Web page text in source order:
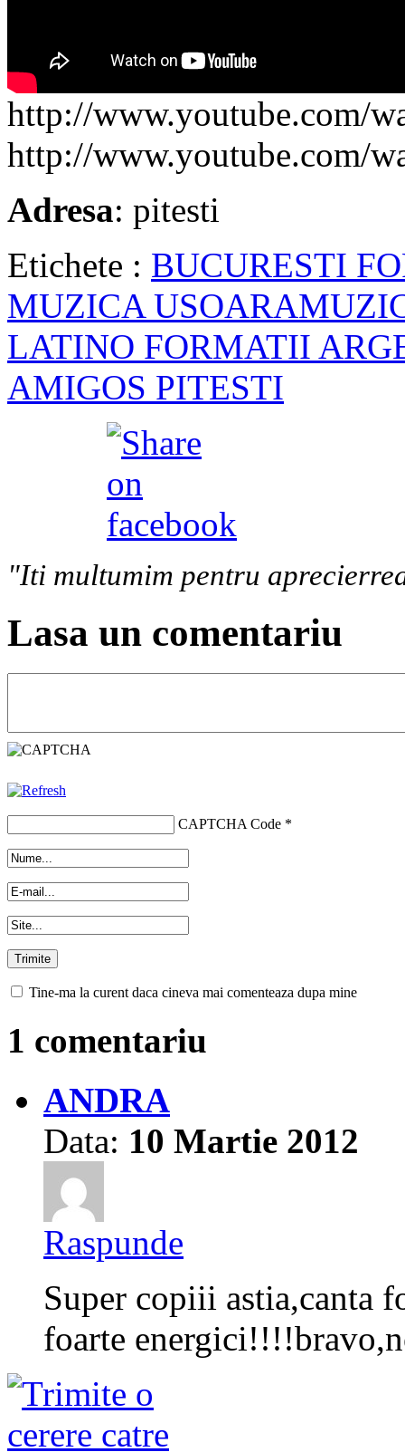
http://www.youtube.com/
http://www.youtube.com/
Adresa: pitesti
Etichete : BUCURESTI
MUZICA USOARA
LATINO FORMATII
AMIGOS PITESTI
"Iti multumim pentru
Lasa un comentariu
CAPTCHA Code *
Tine-ma la curent daca cineva mai comenteaza dupa mine
1 comentariu
ANDRA
Data: 10 Martie 2012
Raspunde
Super copiii astia,canta
foarte